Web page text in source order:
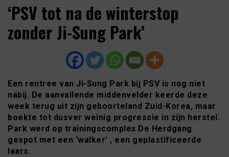
‘PSV tot na de winterstop
zonder Ji-Sung Park’
Een rentree van Ji-Sung Park bij PSV is nog niet
nabij. De aanvallende middenvelder keerde deze
week terug uit zijn geboorteland Zuid-Korea, maar
boekte tot dusver weinig progressie in zijn herstel.
Park werd op trainingscomplex De Herdgang
gespot met een ‘walker’ , een geplastificeerde
laars.